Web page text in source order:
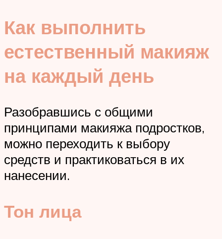
Как выполнить
естественный макияж
на каждый день
Разобравшись с общими
принципами макияжа подростков,
можно переходить к выбору
средств и практиковаться в их
нанесении.
Тон лица